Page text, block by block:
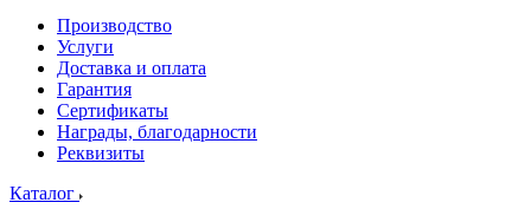
Производство
Услуги
Доставка и оплата
Гарантия
Сертификаты
Награды, благодарности
Реквизиты
Каталог